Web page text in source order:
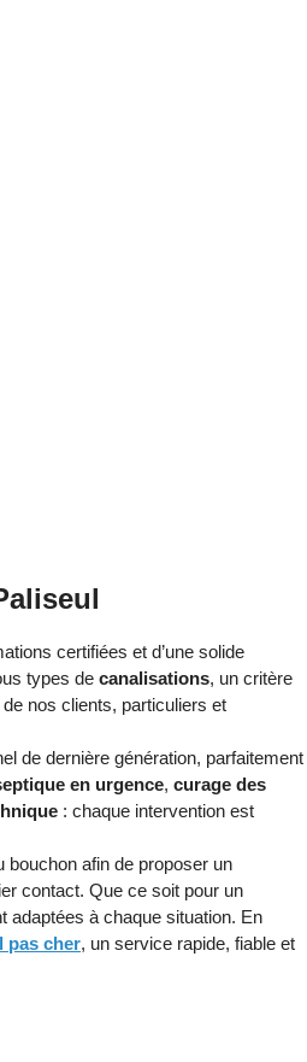
certifiées et d’une solide
types de canalisations, un critère
nos clients, particuliers et
de dernière génération, parfaitement
en urgence, curage des
: chaque intervention est
bouchon afin de proposer un
contact. Que ce soit pour un
adaptées à chaque situation. En
pas cher, un service rapide, fiable et